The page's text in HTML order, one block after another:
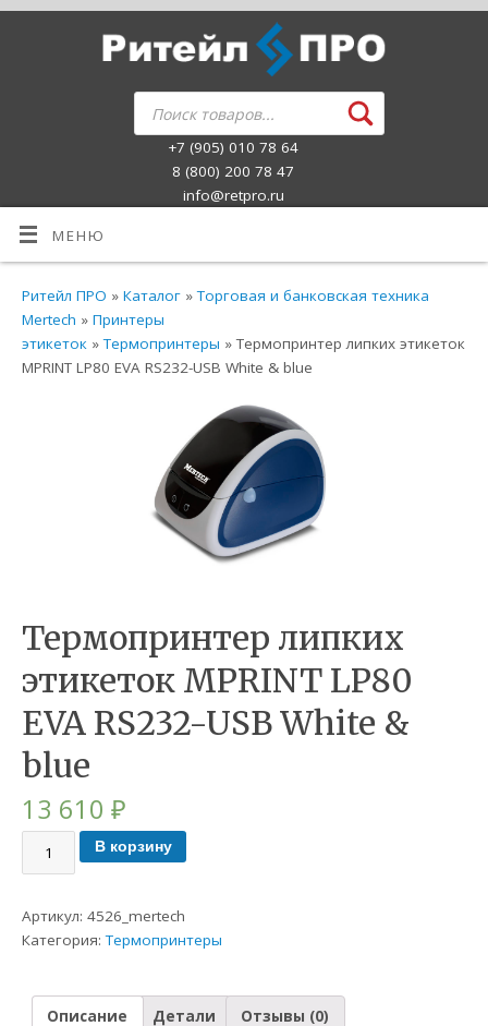
+7 (905) 010 78 64
8 (800) 200 78 47
info@retpro.ru
МЕНЮ
Ритейл ПРО »Каталог »Торговая и банковская техника
Mertech »Принтеры
этикеток »Термопринтеры » Термопринтер липких этикеток
MPRINT LP80 EVA RS232-USB White & blue
Термопринтер липких
этикеток MPRINT LP80
EVA RS232-USB White &
blue
13 610₽
В корзину
Артикул:4526_mertech
Категория:Термопринтеры
Описание Детали Отзывы (0)